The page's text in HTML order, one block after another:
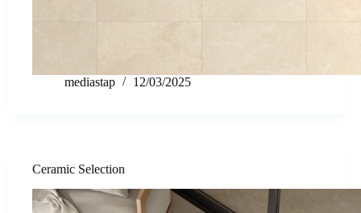
mediastap 12/03/2025
Ceramic Selection